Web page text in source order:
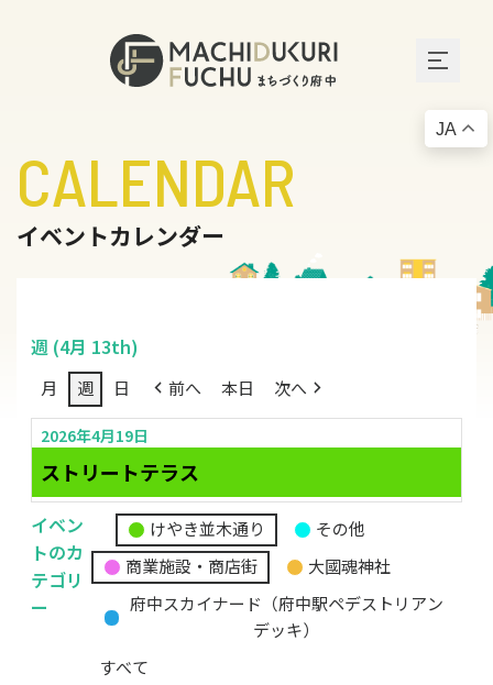
CALENDAR
イベントカレンダー
週 (4月 13th)
月 週 日 前へ 本日 次へ
2026年4月19日
ストリートテラス
イベン
トのカ
テゴリ
ー
無
題
カ
ゴ
けやき並木通り
その他
商業施設・商店街
大國魂神社
府中スカイナード（府中駅ペデストリアン
デッキ）
すべて
JA